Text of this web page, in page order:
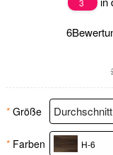
6
* Größe
* Farben H-6